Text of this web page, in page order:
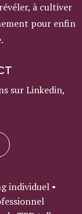
à cultiver
pour enfin
sur Linkedin,
individuel •